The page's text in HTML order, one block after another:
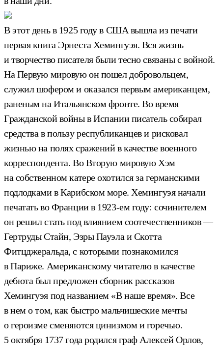
В этот день в 1925 году в США вышла из печати
первая книга Эрнеста Хемингуэя. Вся жизнь
и творчество писателя были тесно связаны с войной.
На Первую мировую он пошел добровольцем,
служил шофером и оказался первым американцем,
раненым на Итальянском фронте. Во время
Гражданской войны в Испании писатель собирал
средства в пользу республиканцев и рисковал
жизнью на полях сражений в качестве военного
корреспондента. Во Вторую мировую Хэм
на собственном катере охотился за германскими
подлодками в Карибском море. Хемингуэя начали
печатать во Франции в 1923-ем году: сочинителем
он решил стать под влиянием соотечественников —
Гертруды Стайн, Эзры Пауэла и Скотта
Фитцджеральда, с которыми познакомился
в Париже. Американскому читателю в качестве
дебюта был предложен сборник рассказов
Хемингуэя под названием «В наше время». Все
в нем о том, как быстро мальчишеские мечты
о героизме сменяются цинизмом и горечью.
5 октября 1737 года родился граф Алексей Орлов,